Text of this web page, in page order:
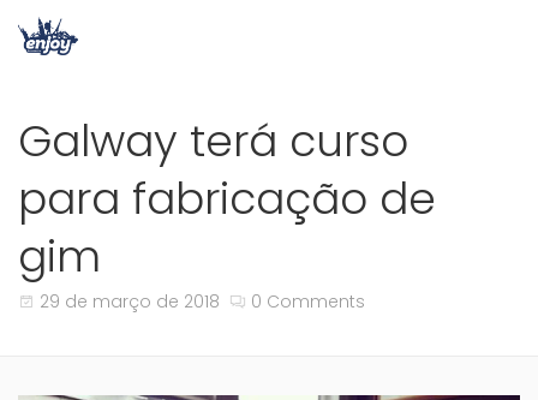
Galway terá curso
para fabricação de
gim
29 de março de 2018 0 Comments